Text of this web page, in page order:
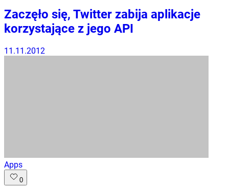
Zaczęło się, Twitter zabija aplikacje
korzystające z jego API
11.11.2012
Apps
0